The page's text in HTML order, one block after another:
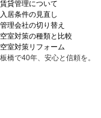
賃貸管理について
入居条件の見直し
管理会社の切り替え
空室対策の種類と比較
空室対策リフォーム
板橋で40年、安心と信頼を。